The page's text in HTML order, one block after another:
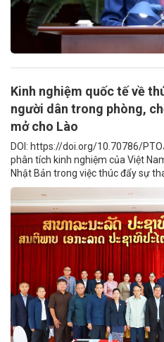
Kinh nghiệm quốc tế về
người dân trong phòng,
mở cho Lào
DOI: https://doi.org/10.70786/
phân tích kinh nghiệm của Việt
Nhật Bản trong việc thúc đẩy sự